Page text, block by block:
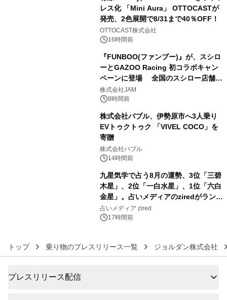
レス化 「Mini Aura」 OTTOCASTが
発売、2色展開で8/31まで40％OFF！
OTTOCAST株式会社
16時間前
『FUNBOO(ファンブー)』が、スシロ
ーとGAZOO Racing 初コラボキャン
ペーンに登場 全国のスシロー店舗で
GR 4車種の FUNBOO(ミニカー)付き
メニューが展開されます
株式会社JAM
8時間前
株式会社バブル、伊勢原市へ3人乗り
EVトゥクトゥク 「VIVEL COCO」を
寄贈
株式会社バブル
14時間前
九星気学で占う8月の運勢、3位「三碧
木星」、2位「一白水星」、1位「六白
金星」。占いメディアのziredがランキ
ングを発表
占いメディア zired
17時間前
トップ 乗り物のプレスリリース一覧 ジョルダン株式会社
プレスリリース配信